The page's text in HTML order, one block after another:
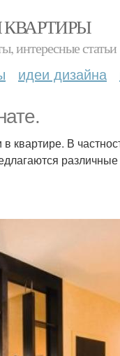
КВАРТИРЫ
интересные статьи
идеи дизайна
квартире. В